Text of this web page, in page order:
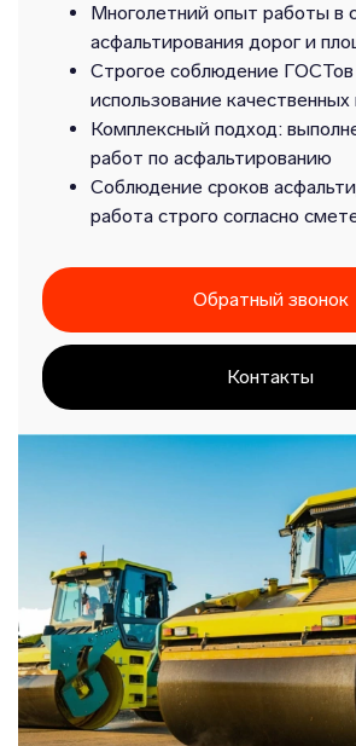
Многолетний опыт работы в
асфальтирования дорог и
Строгое соблюдение
использование
Комплексный подход:
работ по асфальтированию
Соблюдение сроков
работа строго согласно
Обратный звонок
Контакты